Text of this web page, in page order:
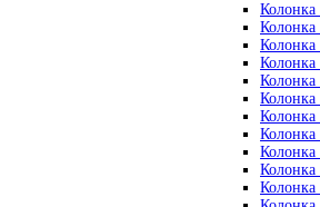
Колонка
Колонка
Колонка
Колонка
Колонка
Колонка
Колонка
Колонка
Колонка
Колонка
Колонка